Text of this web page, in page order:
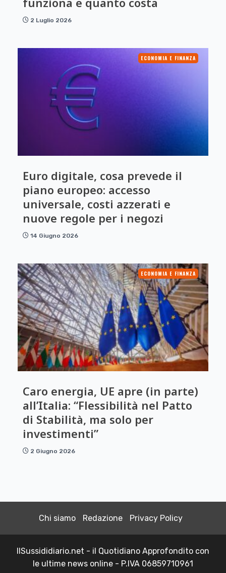
2 Luglio 2026
ECONOMIA E FINANZA
Euro digitale, cosa prevede il
piano europeo: accesso
universale, costi azzerati e
nuove regole per i negozi
14 Giugno 2026
ECONOMIA E FINANZA
Caro energia, UE apre (in parte)
all’Italia: “Flessibilità nel Patto
di Stabilità, ma solo per
investimenti”
2 Giugno 2026
Chi siamo Redazione Privacy Policy
IlSussididiario.net - il Quotidiano Approfondito con
le ultime news online - P.IVA 06859710961